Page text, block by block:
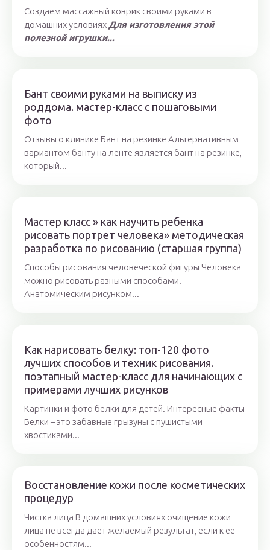
Создаем массажный коврик своими руками в
домашних условияхДля изготовления этой
полезной игрушки...
Бант своими руками на выписку из
роддома. мастер-класс с пошаговыми
фото
Отзывы о клинике Бант на резинке Альтернативным
вариантом банту на ленте является бант на резинке,
который...
Мастер класс » как научить ребенка
рисовать портрет человека» методическая
разработка по рисованию (старшая группа)
Способы рисования человеческой фигуры Человека
можно рисовать разными способами.
Анатомическим рисунком...
Как нарисовать белку: топ-120 фото
лучших способов и техник рисования.
поэтапный мастер-класс для начинающих с
примерами лучших рисунков
Картинки и фото белки для детей. Интересные факты
Белки – это забавные грызуны с пушистыми
хвостиками...
Восстановление кожи после косметических
процедур
Чистка лица В домашних условиях очищение кожи
лица не всегда дает желаемый результат, если к ее
особенностям...